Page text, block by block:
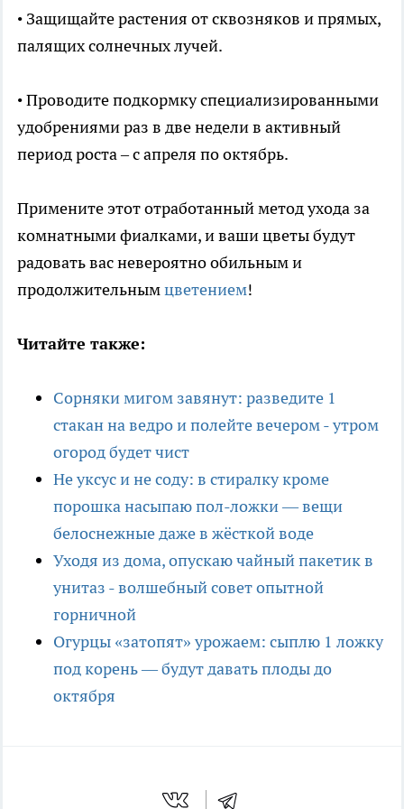
• Защищайте растения от сквозняков и прямых,
палящих солнечных лучей.
• Проводите подкормку специализированными
удобрениями раз в две недели в активный
период роста – с апреля по октябрь.
Примените этот отработанный метод ухода за
комнатными фиалками, и ваши цветы будут
радовать вас невероятно обильным и
продолжительнымцветением!
Читайте также:
Сорняки мигом завянут: разведите 1
стакан на ведро и полейте вечером - утром
огород будет чист
Не уксус и не соду: в стиралку кроме
порошка насыпаю пол-ложки — вещи
белоснежные даже в жёсткой воде
Уходя из дома, опускаю чайный пакетик в
унитаз - волшебный совет опытной
горничной
Огурцы «затопят» урожаем: сыплю 1 ложку
под корень — будут давать плоды до
октября